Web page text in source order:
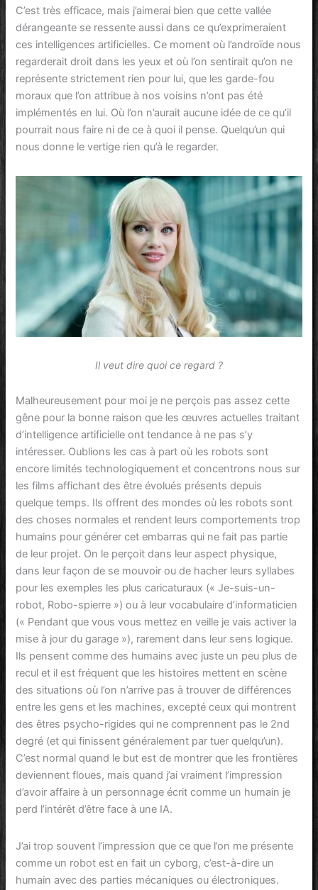
C’est très efficace, mais j’aimerai bien que cette vallée
dérangeante se ressente aussi dans ce qu’exprimeraient
ces intelligences artificielles. Ce moment où l’androïde nous
regarderait droit dans les yeux et où l’on sentirait qu’on ne
représente strictement rien pour lui, que les garde-fou
moraux que l’on attribue à nos voisins n’ont pas été
implémentés en lui. Où l’on n’aurait aucune idée de ce qu’il
pourrait nous faire ni de ce à quoi il pense. Quelqu’un qui
nous donne le vertige rien qu’à le regarder.
Il veut dire quoi ce regard ?
Malheureusement pour moi je ne perçois pas assez cette
gêne pour la bonne raison que les œuvres actuelles traitant
d’intelligence artificielle ont tendance à ne pas s’y
intéresser. Oublions les cas à part où les robots sont
encore limités technologiquement et concentrons nous sur
les films affichant des être évolués présents depuis
quelque temps. Ils offrent des mondes où les robots sont
des choses normales et rendent leurs comportements trop
humains pour générer cet embarras qui ne fait pas partie
de leur projet. On le perçoit dans leur aspect physique,
dans leur façon de se mouvoir ou de hacher leurs syllabes
pour les exemples les plus caricaturaux (« Je-suis-un-
robot, Robo-spierre ») ou à leur vocabulaire d’informaticien
(« Pendant que vous vous mettez en veille je vais activer la
mise à jour du garage »), rarement dans leur sens logique.
Ils pensent comme des humains avec juste un peu plus de
recul et il est fréquent que les histoires mettent en scène
des situations où l’on n’arrive pas à trouver de différences
entre les gens et les machines, excepté ceux qui montrent
des êtres psycho-rigides qui ne comprennent pas le 2nd
degré (et qui finissent généralement par tuer quelqu’un).
C’est normal quand le but est de montrer que les frontières
deviennent floues, mais quand j’ai vraiment l’impression
d’avoir affaire à un personnage écrit comme un humain je
perd l’intérêt d’être face à une IA.
J’ai trop souvent l’impression que ce que l’on me présente
comme un robot est en fait un cyborg, c’est-à-dire un
humain avec des parties mécaniques ou électroniques.